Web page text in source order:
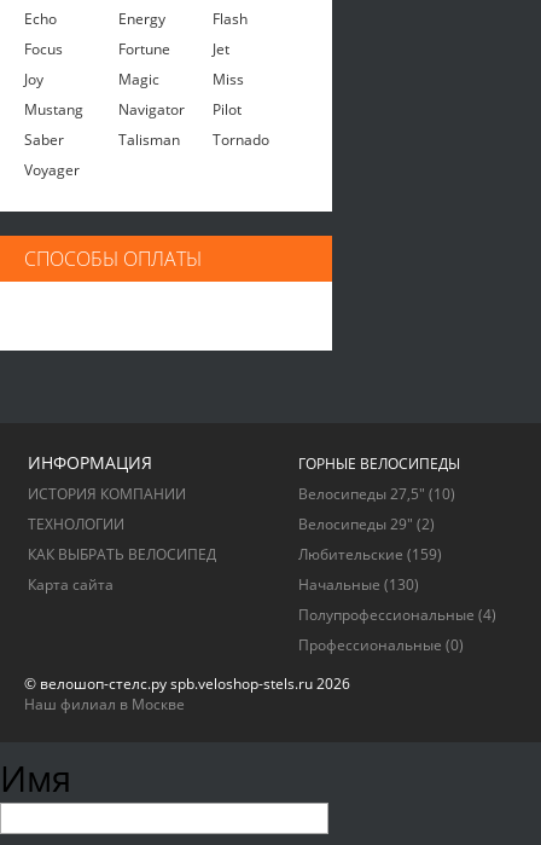
Echo
Energy
Flash
Focus
Fortune
Jet
Joy
Magic
Miss
Mustang
Navigator
Pilot
Saber
Talisman
Tornado
Voyager
СПОСОБЫ ОПЛАТЫ
ИНФОРМАЦИЯ
ИСТОРИЯ КОМПАНИИ
ТЕХНОЛОГИИ
КАК ВЫБРАТЬ ВЕЛОСИПЕД
Карта сайта
ГОРНЫЕ ВЕЛОСИПЕДЫ
Велосипеды 27,5" (10)
Велосипеды 29" (2)
Любительские (159)
Начальные (130)
Полупрофессиональные (4)
Профессиональные (0)
© велошоп-стелс.ру spb.veloshop-stels.ru 2026
Наш филиал в Москве
Имя